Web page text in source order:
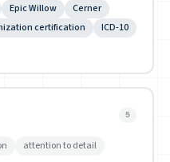
Epic Willow
Cerner
certification
ICD-10
5
attention to detail